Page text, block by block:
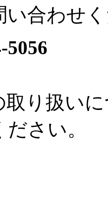
い合わせ
5056
り扱い
さい。